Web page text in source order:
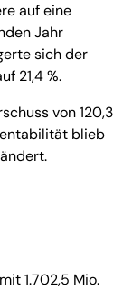
auf eine
Jahr
sich der
21,4 %.
von 120,3
blieb
1.702,5 Mio.